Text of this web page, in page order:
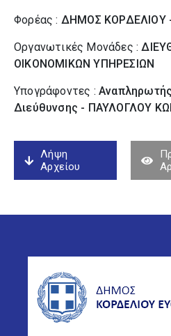
Φορέας : ΔΗΜΟΣ ΚΟΡΔΕΛΙΟΥ
Οργανωτικές Μονάδες :
ΟΙΚΟΝΟΜΙΚΩΝ ΥΠΗΡΕΣΙΩΝ
Υπογράφοντες :
Διεύθυνσης - ΠΑΥΛΟΓΛΟΥ
Λήψη
Αρχείου